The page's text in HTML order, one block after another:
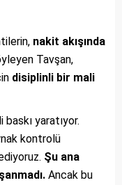
nakit akışında
Tavşan,
disiplinli bir mali
yaratıyor.
kontrolü
Şu ana
Ancak bu